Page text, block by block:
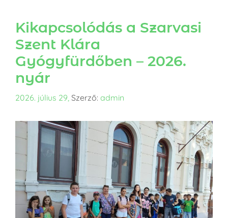
Kikapcsolódás a Szarvasi
Szent Klára
Gyógyfürdőben – 2026.
nyár
2026. július 29, Szerző: admin